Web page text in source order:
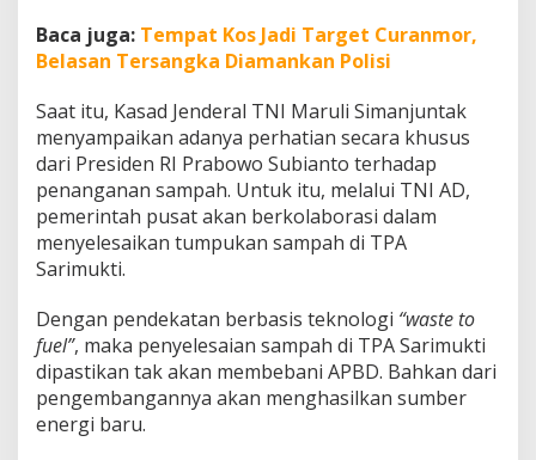
Baca juga: Tempat Kos Jadi Target Curanmor,
Belasan Tersangka Diamankan Polisi
Saat itu, Kasad Jenderal TNI Maruli Simanjuntak
menyampaikan adanya perhatian secara khusus
dari Presiden RI Prabowo Subianto terhadap
penanganan sampah. Untuk itu, melalui TNI AD,
pemerintah pusat akan berkolaborasi dalam
menyelesaikan tumpukan sampah di TPA
Sarimukti.
Dengan pendekatan berbasis teknologi “waste to
fuel”, maka penyelesaian sampah di TPA Sarimukti
dipastikan tak akan membebani APBD. Bahkan dari
pengembangannya akan menghasilkan sumber
energi baru.